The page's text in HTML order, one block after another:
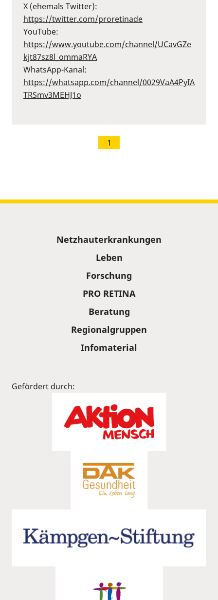
X (ehemals Twitter):
⁠https://twitter.com/proretinade⁠
YouTube:
⁠https://www.youtube.com/channel/UCavGZe
kjt87sz8l_ommaRYA⁠
WhatsApp-Kanal:
⁠https://whatsapp.com/channel/0029VaA4PyIA
TRSmv3MEHJ1o⁠
1
Netzhauterkrankungen
Leben
Forschung
PRO RETINA
Beratung
Regionalgruppen
Infomaterial
Gefördert durch: